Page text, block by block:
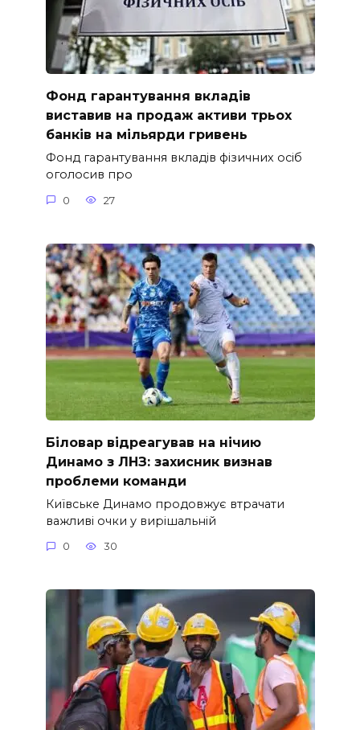
Фонд гарантування вкладів
виставив на продаж активи трьох
банків на мільярди гривень
Фонд гарантування вкладів фізичних осіб
оголосив про
0 27
Біловар відреагував на нічию
Динамо з ЛНЗ: захисник визнав
проблеми команди
Київське Динамо продовжує втрачати
важливі очки у вирішальній
0 30